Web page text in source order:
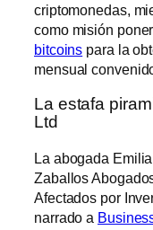
criptomonedas,
como misión
bitcoins para la
mensual
La estafa
Ltd
La abogada
Zaballos
Afectados por
narrado a